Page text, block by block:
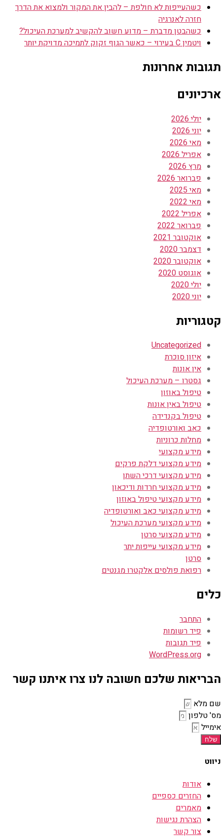
כשהעייפות לא חולפת – להבין את המקור ולמצוא את הדרך
חזרה לאנרגיה
כשהבטן מדברת – מדוע חשוב להקשיב למערכת העיכול?
ויטמין C בעירוי – כאשר הגוף זקוק לתמיכה מדויקת יותר
תגובות אחרונות
ארכיונים
יולי 2026
יוני 2026
מאי 2026
אפריל 2026
מרץ 2026
פברואר 2026
מאי 2025
מאי 2022
אפריל 2022
פברואר 2022
אוקטובר 2021
דצמבר 2020
אוקטובר 2020
אוגוסט 2020
יולי 2020
יוני 2020
קטגוריות
Uncategorized
איזון סוכרת
אין אונות
גסטרו – מערכת העיכול
טיפול באוזון
טיפול באין אונות
טיפול בקנדידה
כאב ואורטופדיה
מחלות כרוניות
מידע מקצועי
מידע מקצועי דלקת פרקים
מידע מקצועי דרכי השתן
מידע מקצועי חרדות ודיכאון
מידע מקצועי טיפול באוזון
מידע מקצועי כאב ואורטופדיה
מידע מקצועי מערכת העיכול
מידע מקצועי סרטן
מידע מקצועי עייפות יתר
סרטן
רפואת פולסים אלקטרו מגנטים
כלים
התחבר
פיד רשומות
פיד תגובות
WordPress.org
הבריאות שלכם חשובה לנו צרו איתנו קשר
שם מלא
מס' טלפון
אימייל
שלח
ניווט
אודות
החזרים כספיים
מאמרים
הצהרת נגישות
צור קשר